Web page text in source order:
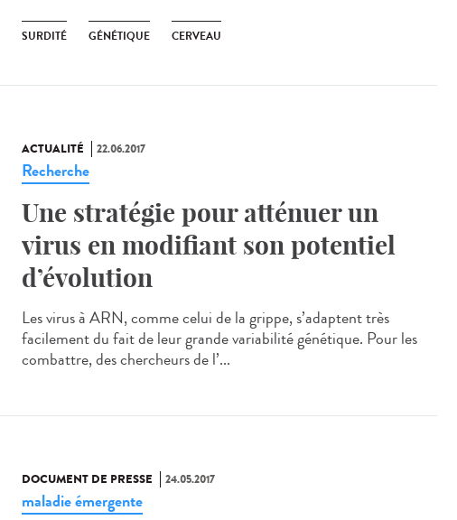
SURDITÉ GÉNÉTIQUE CERVEAU
ACTUALITÉ 22.06.2017
Recherche
Une stratégie pour atténuer un
virus en modifiant son potentiel
d’évolution
Les virus à ARN, comme celui de la grippe, s’adaptent très
facilement du fait de leur grande variabilité génétique. Pour les
combattre, des chercheurs de l’...
DOCUMENT DE PRESSE 24.05.2017
maladie émergente